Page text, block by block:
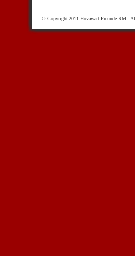
© Copyright 2011 Hovawart-Freunde RM -